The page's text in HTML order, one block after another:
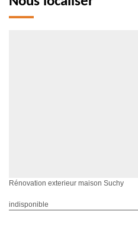
Rénovation exterieur maison Suchy
indisponible